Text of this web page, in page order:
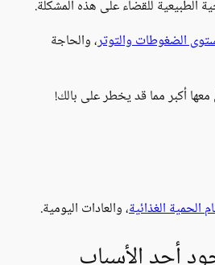
الطبيعية للقضاء على هذه المشكلة.
الضغوطات والتوتر، والحاجة
أكبر مما قد يخطر على بالك!
الغذائية، والعادات اليومية.